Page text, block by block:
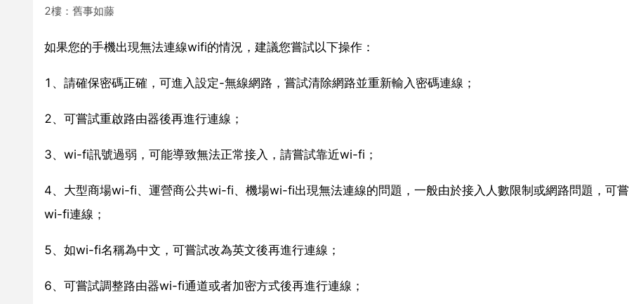
2樓：舊事如藤
如果您的手機出現無法連線wifi的情況，建議您嘗試以下操作：
1、請確保密碼正確，可進入設定-無線網路，嘗試清除網路並重新輸入密碼連線；
2、可嘗試重啟路由器後再進行連線；
3、wi-fi訊號過弱，可能導致無法正常接入，請嘗試靠近wi-fi；
4、大型商場wi-fi、運營商公共wi-fi、機場wi-fi出現無法連線的問題，一般由於接入人數限制或網路問題，可
wi-fi連線；
5、如wi-fi名稱為中文，可嘗試改為英文後再進行連線；
6、可嘗試調整路由器wi-fi通道或者加密方式後再進行連線；